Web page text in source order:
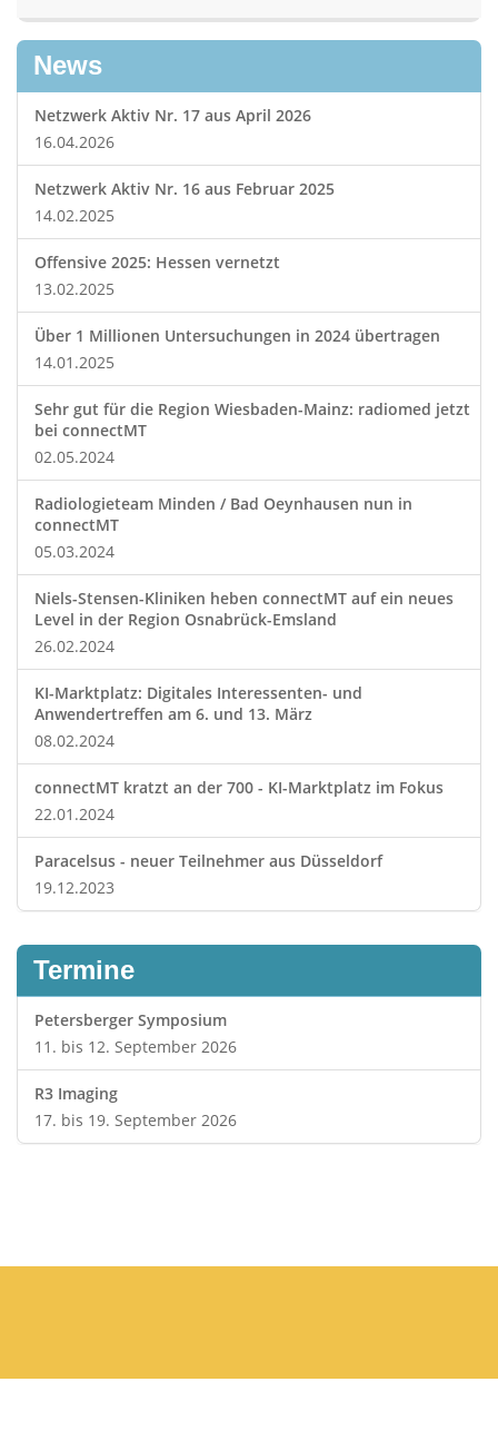
News
Netzwerk Aktiv Nr. 17 aus April 2026
16.04.2026
Netzwerk Aktiv Nr. 16 aus Februar 2025
14.02.2025
Offensive 2025: Hessen vernetzt
13.02.2025
Über 1 Millionen Untersuchungen in 2024 übertragen
14.01.2025
Sehr gut für die Region Wiesbaden-Mainz: radiomed jetzt
bei connectMT
02.05.2024
Radiologieteam Minden / Bad Oeynhausen nun in
connectMT
05.03.2024
Niels-Stensen-Kliniken heben connectMT auf ein neues
Level in der Region Osnabrück-Emsland
26.02.2024
KI-Marktplatz: Digitales Interessenten- und
Anwendertreffen am 6. und 13. März
08.02.2024
connectMT kratzt an der 700 - KI-Marktplatz im Fokus
22.01.2024
Paracelsus - neuer Teilnehmer aus Düsseldorf
19.12.2023
Termine
Petersberger Symposium
11. bis 12. September 2026
R3 Imaging
17. bis 19. September 2026